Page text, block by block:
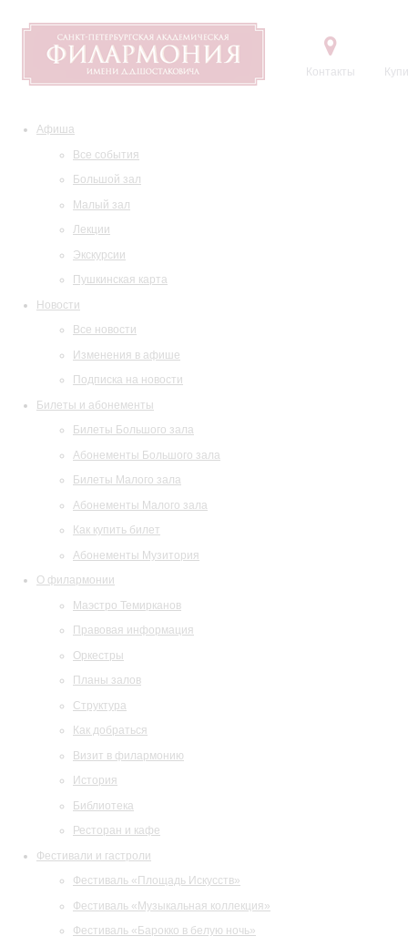
Контакты
Афиша
Все события
Большой зал
Малый зал
Лекции
Экскурсии
Пушкинская карта
Новости
Все новости
Изменения в афише
Подписка на новости
Билеты и абонементы
Билеты Большого зала
Абонементы Большого зала
Билеты Малого зала
Абонементы Малого зала
Как купить билет
Абонементы Музитория
О филармонии
Маэстро Темирканов
Правовая информация
Оркестры
Планы залов
Структура
Как добраться
Визит в филармонию
История
Библиотека
Ресторан и кафе
Фестивали и гастроли
Фестиваль «Площадь Искусств»
Фестиваль «Музыкальная коллекция»
Фестиваль «Барокко в белую ночь»